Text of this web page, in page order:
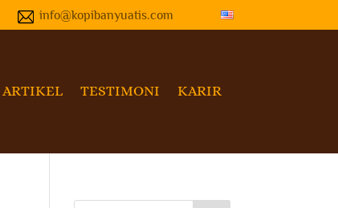
info@kopibanyuatis.com
ARTIKEL TESTIMONI KARIR